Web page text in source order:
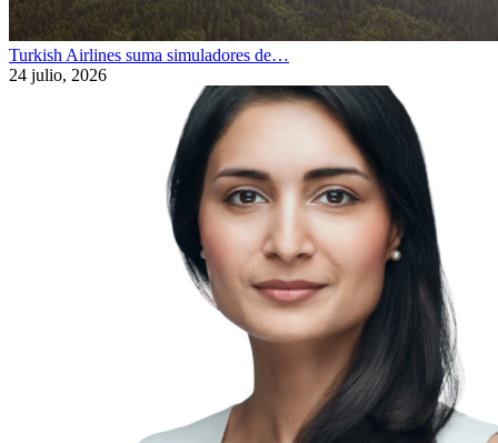
Turkish Airlines suma simuladores de…
24 julio, 2026